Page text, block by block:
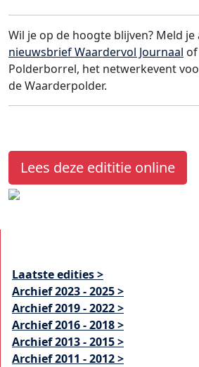
Wil je op de hoogte blijven? Meld je
nieuwsbrief Waardervol Journaal
Polderborrel, het netwerkevent
de Waarderpolder.
Lees deze edititie online
Laatste edities >
Archief 2023 - 2025 >
Archief 2019 - 2022 >
Archief 2016 - 2018 >
Archief 2013 - 2015 >
Archief 2011 - 2012 >